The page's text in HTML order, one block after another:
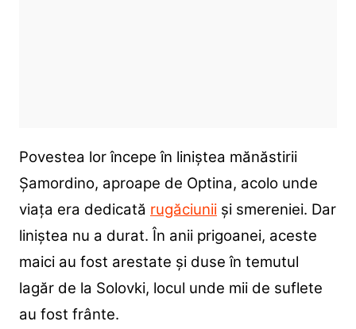
Povestea lor începe în liniștea mănăstirii
Șamordino, aproape de Optina, acolo unde
viața era dedicată rugăciuniiși smereniei. Dar
liniștea nu a durat. În anii prigoanei, aceste
maici au fost arestate și duse în temutul
lagăr de la Solovki, locul unde mii de suflete
au fost frânte.